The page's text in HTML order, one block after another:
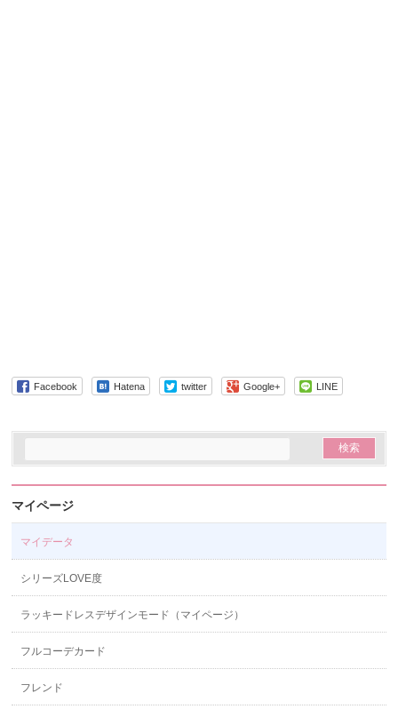
Facebook Hatena twitter Google+ LINE
マイページ
マイデータ
シリーズLOVE度
ラッキードレスデザインモード（マイページ）
フルコーデカード
フレンド